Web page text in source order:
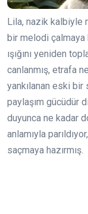
Lila, nazik kalbiyle
bir melodi çalmaya
ışığını yeniden
canlanmış, etrafa
yankılanan eski
paylaşım gücüdür
duyunca ne kadar
anlamıyla
saçmaya hazırmış.